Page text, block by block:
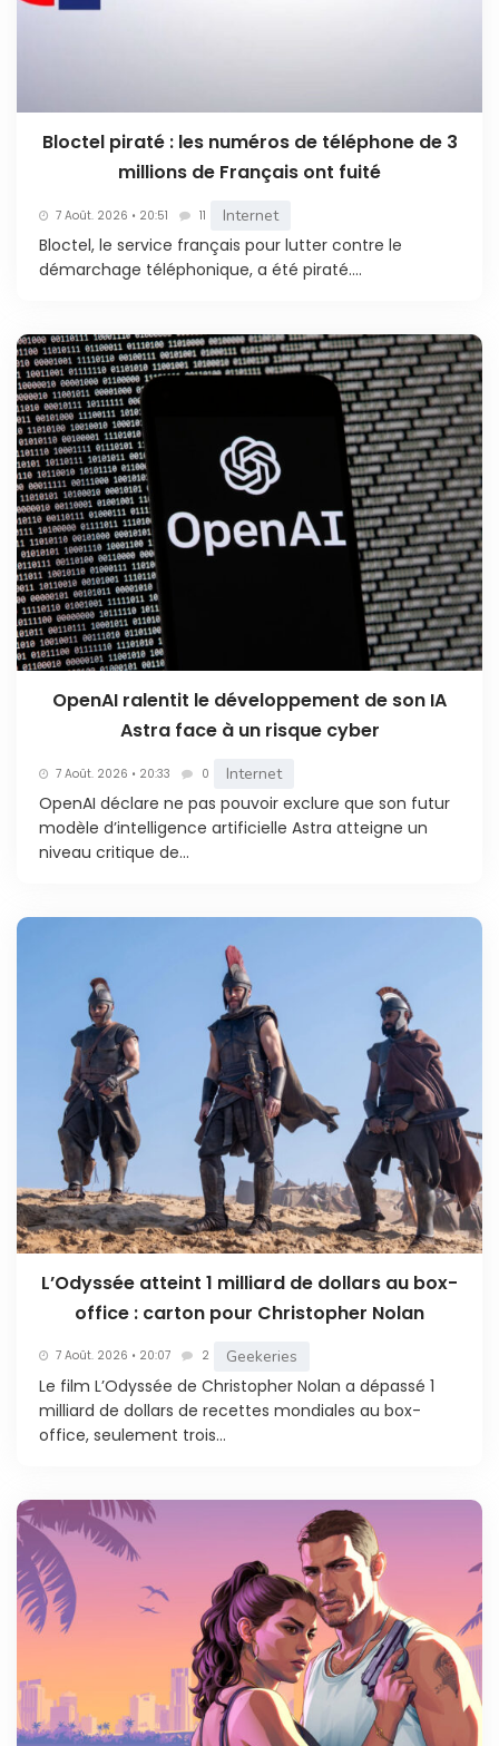
Bloctel piraté : les numéros de téléphone de 3
millions de Français ont fuité
7 Août. 2026 • 20:51 11 Internet
Bloctel, le service français pour lutter contre le
démarchage téléphonique, a été piraté....
OpenAI ralentit le développement de son IA
Astra face à un risque cyber
7 Août. 2026 • 20:33 0 Internet
OpenAI déclare ne pas pouvoir exclure que son futur
modèle d’intelligence artificielle Astra atteigne un
niveau critique de...
L’Odyssée atteint 1 milliard de dollars au box-
office : carton pour Christopher Nolan
7 Août. 2026 • 20:07 2 Geekeries
Le film L’Odyssée de Christopher Nolan a dépassé 1
milliard de dollars de recettes mondiales au box-
office, seulement trois...